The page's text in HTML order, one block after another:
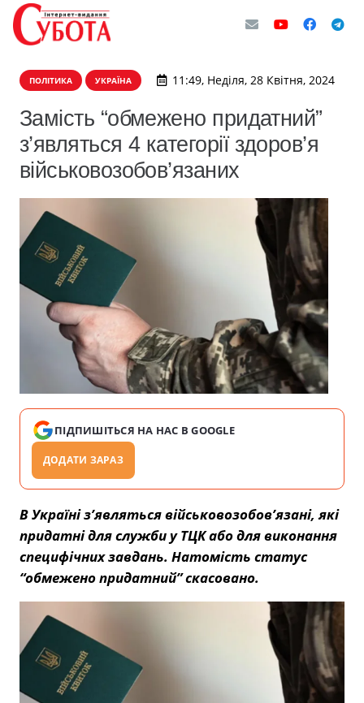
ПОЛІТИКА УКРАЇНА 11:49, Неділя, 28 Квітня, 2024
Замість “обмежено придатний”
з’являться 4 категорії здоров’я
військовозобов’язаних
ПІДПИШІТЬСЯ НА НАС В GOOGLE
ДОДАТИ ЗАРАЗ
В Україні з’являться військовозобов’язані, які
придатні для служби у ТЦК або для виконання
специфічних завдань. Натомість статус
“обмежено придатний” скасовано.